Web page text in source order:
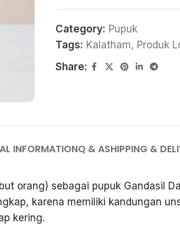
Category: Pupuk
Tags: Kalatham, Produk
Share:
INFORMATIONQ & ASHIPPING &
orang) sebagai pupuk Gandasil
karena memiliki kandungan
kering.